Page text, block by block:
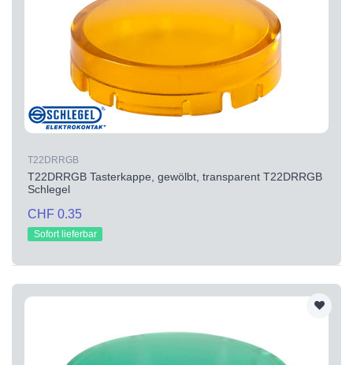
T22DRRGB
T22DRRGB Tasterkappe, gewölbt, transparent T22DRRGB
Schlegel
CHF 0.35
Sofort lieferbar